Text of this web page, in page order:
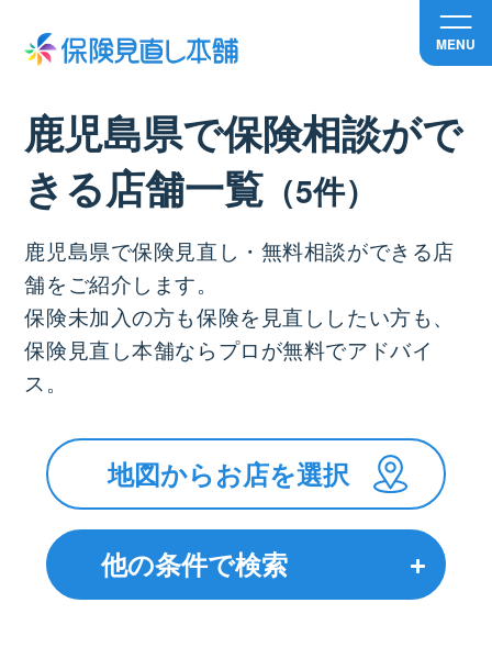
MENU
鹿児島県で保険相談がで
きる店舗⼀覧 （5件）
鹿児島県で保険見直し・無料相談ができる店
舗をご紹介します。
保険未加入の方も保険を見直ししたい方も、
保険見直し本舗ならプロが無料でアドバイ
ス。
地図からお店を選択
他の条件で検索